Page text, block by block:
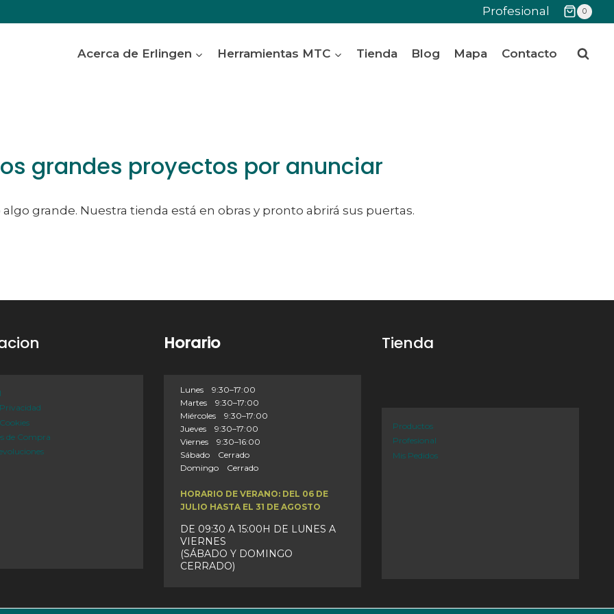
Profesional 0
Acerca de Erlingen Herramientas MTC Tienda Blog Mapa Contacto
grandes proyectos por anunciar
grande. Nuestra tienda está en obras y pronto abrirá sus puertas.
de Compra
Horario
Lunes 9:30–17:00
Martes 9:30–17:00
Miércoles 9:30–17:00
Jueves 9:30–17:00
Viernes 9:30–16:00
Sábado Cerrado
Domingo Cerrado
HORARIO DE VERANO: DEL 06 DE
JULIO HASTA EL 31 DE AGOSTO
DE 09:30 A 15:00H DE LUNES A
VIERNES
(SÁBADO Y DOMINGO
CERRADO)
Tienda
Productos
Profesional
Mis Pedidos